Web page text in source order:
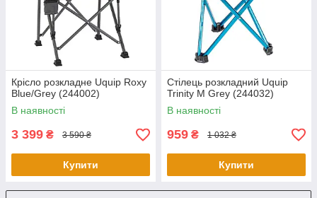
Крісло розкладне Uquip Roxy
Blue/Grey (244002)
В наявності
3 399 ₴ 3 590 ₴
Купити
Стілець розкладний Uquip
Trinity M Grey (244032)
В наявності
959 ₴ 1 032 ₴
Купити